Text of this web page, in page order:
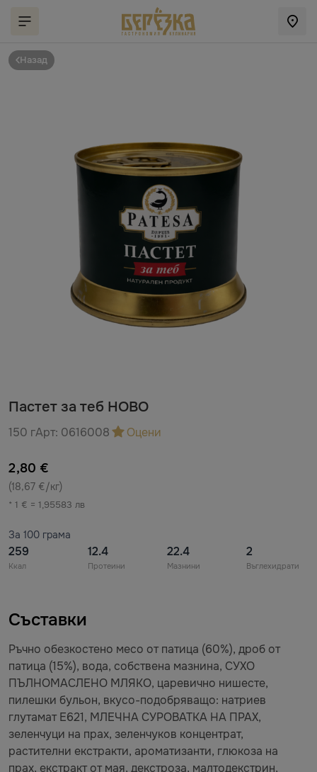
Назад
Пастет за теб НОВО
150 гАрт: 0616008 Оцени
2,80 €
(18,67 €/кг)
* 1 € = 1,95583 лв
За 100 грама
259
Ккал
12.4
Протеини
22.4
Мазнини
2
Въглехидрати
Съставки
Ръчно обезкостено месо от патица (60%), дроб от
патица (15%), вода, собствена мазнина, СУХО
ПЪЛНОМАСЛЕНО МЛЯКО, царевично нишесте,
пилешки бульон, вкусо-подобряващо: натриев
глутамат E621, МЛЕЧНА СУРОВАТКА НА ПРАХ,
зеленчуци на прах, зеленчуков концентрат,
растителни екстракти, ароматизанти, глюкоза на
прах, екстракт от мая, декстроза, малтодекстрин,